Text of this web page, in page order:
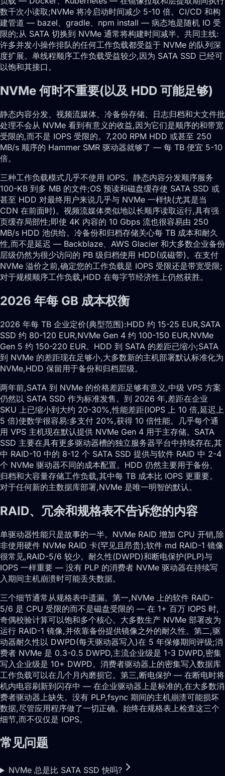
数千次小读取;NVMe 将冷启动时间减少 5-10 倍。CI/CD 和构
建管道 — bazel、gradle、npm install — 病态地是随机 IO 受
限的;从 SATA 切换到 NVMe 通常将构建时间减半。共同主线:
许多并发小操作排队的任何工作负载都受益于 NVMe 的队列深
度扩展。单线程顺序工作负载受益较少,因为 SATA SSD 已经可
以饱和其接口。
NVMe 何时不重要(以及 HDD 可能足够)
静态内容分发、视频流媒体、冷备份存储、日志归档和大文件批
处理不会从 NVMe 看到有意义的收益,因为它们是顺序的和带宽
受限的,而不是 IOPS 受限的。7,200 RPM HDD 或甚至 250
MB/s 顺序的 Hammer SMR 驱动器就够了 — 每 TB 便宜 5-10
倍。
三种工作负载模式几乎不使用 IOPS。静态内容分发顺序服务
100-KB 到多 MB 的文件;OS 预读和磁盘缓存使 SATA SSD 或
甚至 HDD 对最终用户来说几乎与 NVMe 一样快(尤其是当
CDN 在前面时)。视频流媒体类似地以长顺序读取运行,具有强
页缓存局部性;即使 4K 内容的 10 Gbps 流也很容易由 250
MB/s HDD 池供给。冷备份和归档存储关心每 TB 成本和耐久
性,而不是延迟 — Backblaze、AWS Glacier 和大多数企业备份
层级仍然为很少访问的 PB 级归档使用 HDD(或磁带)。在支付
NVMe 溢价之前,确定您的工作负载是 IOPS 受限还是带宽受限;
对于规模顺序工作负载,HDD 在每字节经济性上仍然获胜。
2026 年每 GB 成本权衡
2026 年每 TB 企业定价(典型范围):HDD 约 15-25 EUR,SATA
SSD 约 80-120 EUR,NVMe Gen 4 约 100-150 EUR,NVMe
Gen 5 约 150-220 EUR。HDD 到 SATA 的差距已缩小;SATA
到 NVMe 的差距现在足够小,大多数新的主机部署默认标准化为
NVMe,HDD 保留用于备份和归档层级。
两年前,SATA 到 NVMe 的价格差距足够有意义,中级 VPS 方案
仍然以 SATA SSD 作为标准发售。到 2026 年,差距在企业
SKU 上已缩小到大约 20-30%,性能差距(IOPS 上 10 倍,延迟上
5 倍)使数学很容易:多支付 20%,获得 10 倍性能。几乎每个通
用 VPS 主机现在默认提供 NVMe Gen 4 用于主存储。SATA
SSD 主要在具有更多驱动器槽的独立服务器平台中持续存在,其
中 RAID-10 中的 8-12 个 SATA SSD 提供与软件 RAID 中 2-4
个 NVMe 驱动器不同的成本配置。HDD 仍然主要用于备份、
归档和大容量存储工作负载,其中每 TB 成本比 IOPS 更重要。
对于任何新的主数据库部署,NVMe 是唯一明智的默认。
RAID、冗余和规格表不告诉您的内容
单驱动器性能只是故事的一半。NVMe RAID 增加 CPU 开销,除
非使用硬件 NVMe RAID 卡(罕见且昂贵);软件 md RAID-1 镜像
很常见,RAID-5/6 较少。耐久性(DWPD)和断电保护(PLP)与
IOPS 一样重要 — 没有 PLP 的消费者 NVMe 驱动器在持续写
入期间主机崩溃时可能丢失数据。
三个细节通常从规格表中遗漏。第一,NVMe 上的软件 RAID-
5/6 是 CPU 受限的而不是磁盘受限的 — 在 1+ 百万 IOPS 时,
奇偶校验计算可以饱和多个核心。大多数生产 NVMe 部署改为
运行 RAID-1 镜像,并依靠备份提供镜像之外的耐久性。第二,驱
动器耐久性以 DWPD(每天驱动器写入)在 5 年保修期间评级;消
费者 NVMe 是 0.3-0.5 DWPD,主流企业级是 1-3 DWPD,密集
写入企业级是 10+ DWPD。消费者驱动器上的密集写入数据库
工作负载可以在几个月内磨损它。第三,断电保护 — 在断电时将
机内电容刷新到闪存中 — 在企业驱动器上是标准的,在大多数消
费者驱动器上缺失。没有 PLP,fsync 期间的主机崩溃可能损坏
数据,尽管应用程序做了一切正确。始终在规格表上检查这三个
细节,而不仅仅是 IOPS。
常见问题
NVMe 总是比 SATA SSD 快吗?